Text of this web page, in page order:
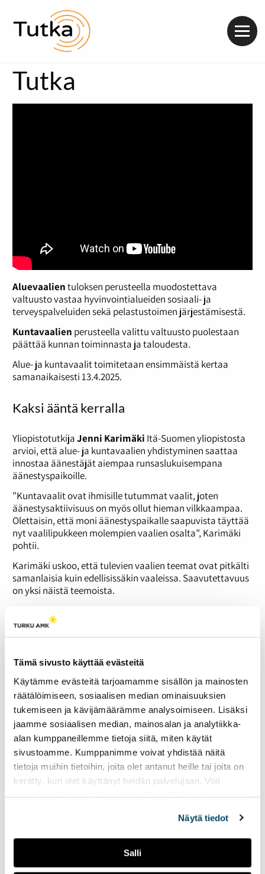
Tämä sivusto käyttää evästeitä
Käytämme evästeitä tarjoamamme sisällön ja mainosten
räätälöimiseen, sosiaalisen median ominaisuuksien
tukemiseen ja kävijämäärämme analysoimiseen. Lisäksi
jaamme sosiaalisen median, mainosalan ja analytiikka-
alan kumppaneillemme tietoja siitä, miten käytät
sivustoamme. Kumppanimme voivat yhdistää näitä
tietoja muihin tietoihin, joita olet antanut heille tai joita on
kerätty, kun olet käyttänyt heidän palvelujaan. Voit
Näytä tiedot
Salli
Tutka
Aluevaalientuloksen perusteella muodostettava
valtuusto vastaa hyvinvointialueiden sosiaali- ja
terveyspalveluiden sekä pelastustoimen järjestämisestä.
Kuntavaalien perusteella valittu valtuusto puolestaan
päättää kunnan toiminnasta ja taloudesta.
Alue- ja kuntavaalit toimitetaan ensimmäistä kertaa
samanaikaisesti 13.4.2025.
Kaksi ääntä kerralla
YliopistotutkijaJenni Karimäki Itä-Suomen yliopistosta
arvioi, että alue- ja kuntavaalien yhdistyminen saattaa
innostaa äänestäjät aiempaa runsaslukuisempana
äänestyspaikoille.
”Kuntavaalit ovat ihmisille tutummat vaalit, joten
äänestysaktiivisuus on myös ollut hieman vilkkaampaa.
Olettaisin, että moni äänestyspaikalle saapuvista täyttää
nyt vaalilipukkeen molempien vaalien osalta”, Karimäki
pohtii.
Karimäki uskoo, että tulevien vaalien teemat ovat pitkälti
samanlaisia kuin edellisissäkin vaaleissa. Saavutettavuus
on yksi näistä teemoista.
helposti saavutettavissa erilaiset sosiaali- ja
terveyspalvelut kansalaisille ovat, eli missä nämä palvelut
missä ajassa esimerkiksi lääkäriin tulisi päästä”, Karimäki
Eduskuntapolitiikastakin tutut aiheet, kuten
budjettileikkaukset, ovat myös paikallispolitiikan
keskiössä.
”Hyvinvointialueiden rahoitus on yksi esille nouseva asia.
Se, miten alueiden rahoitus riittää ja minkälaisia
leikkauksia alueilla joudutaan tekemään budjettien
tasapainottamiseksi, on varmasti yksi keskustelun aihe”,
Karimäki arvioi.
Karimäki näkee tulevien vaalien mahdollisesti antavan